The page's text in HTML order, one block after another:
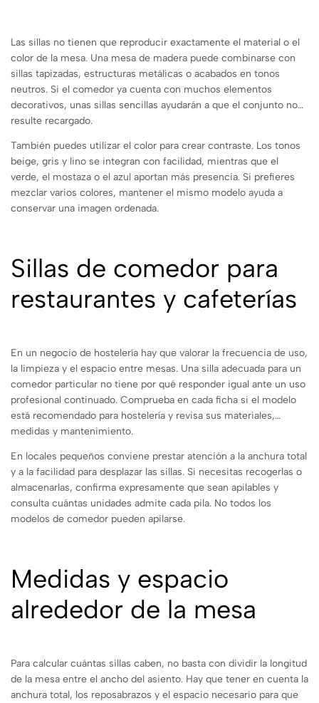
Las sillas no tienen que reproducir exactamente el material o el
color de la mesa. Una mesa de madera puede combinarse con
sillas tapizadas, estructuras metálicas o acabados en tonos
neutros. Si el comedor ya cuenta con muchos elementos
decorativos, unas sillas sencillas ayudarán a que el conjunto no
resulte recargado.
También puedes utilizar el color para crear contraste. Los tonos
beige, gris y lino se integran con facilidad, mientras que el
verde, el mostaza o el azul aportan más presencia. Si prefieres
mezclar varios colores, mantener el mismo modelo ayuda a
conservar una imagen ordenada.
Sillas de comedor para
restaurantes y cafeterías
En un negocio de hostelería hay que valorar la frecuencia de uso,
la limpieza y el espacio entre mesas. Una silla adecuada para un
comedor particular no tiene por qué responder igual ante un uso
profesional continuado. Comprueba en cada ficha si el modelo
está recomendado para hostelería y revisa sus materiales,
medidas y mantenimiento.
En locales pequeños conviene prestar atención a la anchura total
y a la facilidad para desplazar las sillas. Si necesitas recogerlas o
almacenarlas, confirma expresamente que sean apilables y
consulta cuántas unidades admite cada pila. No todos los
modelos de comedor pueden apilarse.
Medidas y espacio
alrededor de la mesa
Para calcular cuántas sillas caben, no basta con dividir la longitud
de la mesa entre el ancho del asiento. Hay que tener en cuenta la
anchura total, los reposabrazos y el espacio necesario para que